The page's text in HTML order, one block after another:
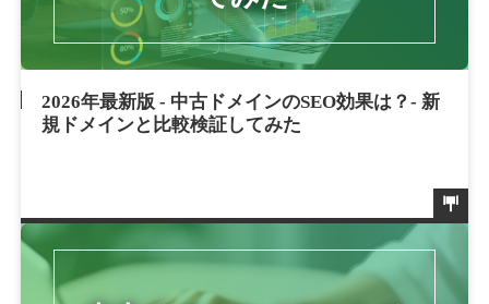
2026年最新版 - 中古ドメインのSEO効果は？- 新
規ドメインと比較検証してみた